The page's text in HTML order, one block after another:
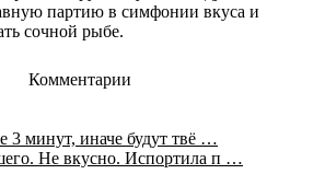
партию в симфонии вкуса и
сочной рыбе.
Комментарии
3 минут, иначе будут твё …
Не вкусно. Испортила п …